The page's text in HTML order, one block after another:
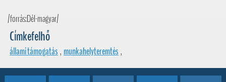
/forrás:Dél-magyar/
Címkefelhő
állami támogatás, munkahelyteremtés,